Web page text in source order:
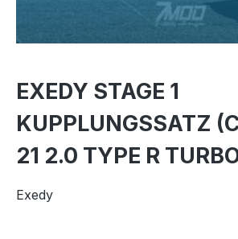
EXEDY STAGE 1
KUPPLUNGSSATZ
21 2.0 TYPE R
Exedy